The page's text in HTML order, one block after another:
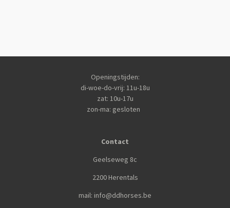
Openingstijden:
di-woe-do-vrij: 11u-18u
zat: 10u-17u
zon-ma: gesloten
Contact
Geelseweg 8c
2200 Herentals
mail: info@ddhorses.be